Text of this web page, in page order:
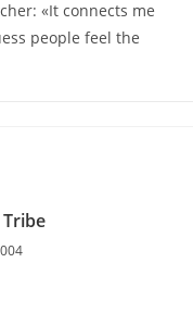
«It connects me
people feel the